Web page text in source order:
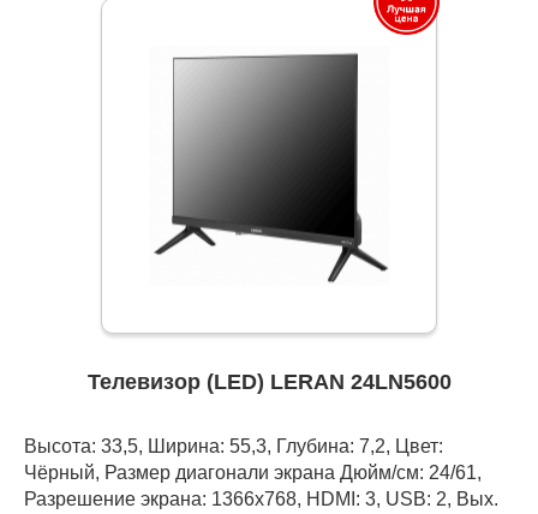
Телевизор (LED) LERAN 24LN5600
Высота: 33,5, Ширина: 55,3, Глубина: 7,2, Цвет:
Чёрный, Размер диагонали экрана Дюйм/см: 24/61,
Разрешение экрана: 1366x768, HDMI: 3, USB: 2, Вых.